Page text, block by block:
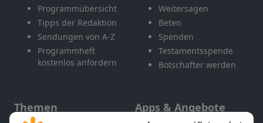
Programmübersicht
Tipps der Redaktion
Sendungen von A-Z
Programmheft
kostenlos anfordern
Weitersagen
Beten
Spenden
Testamentsspende
Botschafter werden
Themen Apps & Angebote